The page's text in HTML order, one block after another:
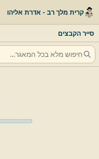
קרית מלך רב - אדרת אליהו
סייר הקבצים